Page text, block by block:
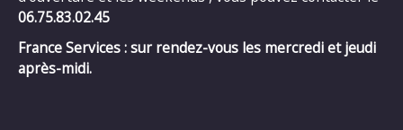
06.75.83.02.45
France Services : sur rendez-vous les mercredi et jeudi
après-midi.